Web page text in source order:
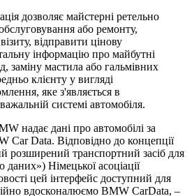
дозволяє майстерні ретельно
або ремонту,
відправити цінову
інформацію про майбутні
заміну мастила або гальмівних
клієнту у вигляді
яке з'являється в
системі автомобіля.
надає дані про автомобілі за
Car Data. Відповідно до концепції
розширений транспортний засіб для
Німецької асоціації
цей інтерфейс доступний для
вдосконалюємо BMW CarData, –